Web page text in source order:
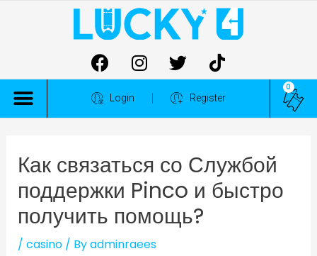
Login Register
0
Как связаться со Службой
поддержки Pinco и быстро
получить помощь?
/ casino/ Byadminraees